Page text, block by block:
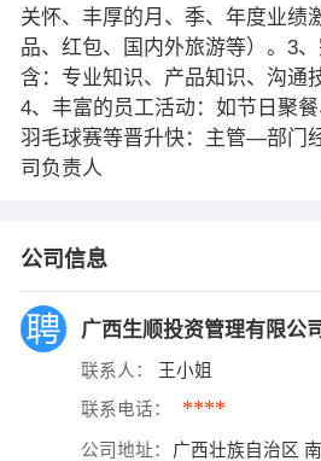
关怀、丰厚的月、季、年度业绩
品、红包、国内外旅游等）。3
含：专业知识、产品知识、沟通
4、丰富的员工活动：如节日聚餐
羽毛球赛等晋升快：主管—部
司负责人
公司信息
广西生顺投资管理有限公
联系人： 王小姐
联系电话： ****
公司地址：
广西壮族自治区